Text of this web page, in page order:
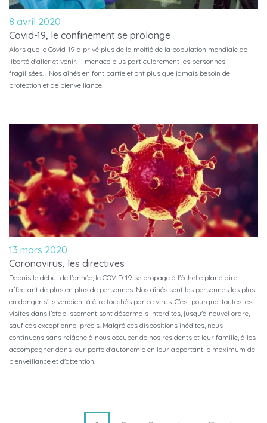
8 avril 2020
Covid-19, le confinement se prolonge
Alors que le Covid-19 a privé plus de la moitié de la population mondiale de
liberté d'aller et venir, il menace plus particulèrement les personnes
fragilisées. Nos aînés en font partie et ont plus que jamais besoin de
protection et de bienveillance.
13 mars 2020
Coronavirus, les directives
Depuis le début de l'année, le COVID-19 se propage à l'échelle planétaire,
affectant de plus en plus de personnes. Nos aînés sont les personnes les plus
en danger s'ils venaient à être touchés par ce virus. C'est pourquoi toutes les
visites dans l'établissement sont désormais interdites, jusqu'à nouvel ordre,
sauf cas exceptionnel précis. Malgré ces dispositions inédites, nous
continuons sans relâche à nous occuper de nos résidents et leur famille, à les
accompagner dans leur perte d'autonomie en leur apportant le maximum de
bienveillance et d'attention.